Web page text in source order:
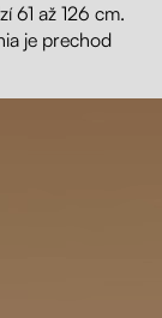
61 až 126 cm.
je prechod